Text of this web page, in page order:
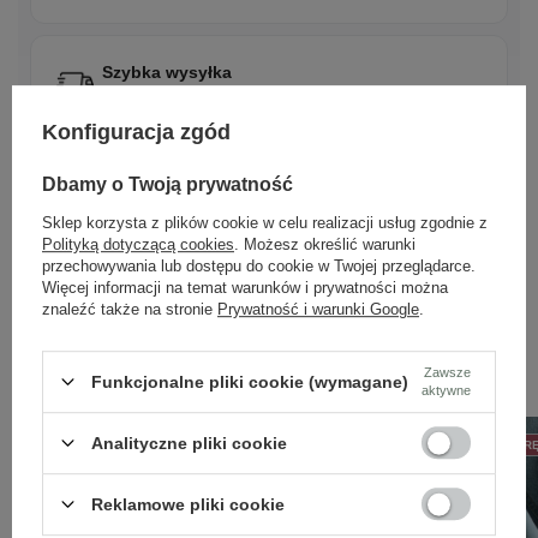
Szybka wysyłka
Zobacz również
50% NA DRUGĄ PARĘ PROMOCJA 50% NA DRUGĄ
Konfiguracja zgód
Dbamy o Twoją prywatność
Sklep korzysta z plików cookie w celu realizacji usług zgodnie z
Polityką dotyczącą cookies . Możesz określić warunki
przechowywania lub dostępu do cookie w Twojej przeglądarce.
Więcej informacji na temat warunków i prywatności można
znaleźć także na stronie Prywatność i warunki Google
Funkcjonalne pliki cookie (wymagane)
Zawsze
aktywne
Analityczne pliki cookie
Reklamowe pliki cookie